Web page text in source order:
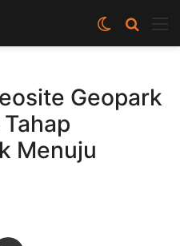
Cari
berita
Switch
skin
Geopark
Menuju